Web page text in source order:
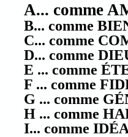
A... comme
B... comme
C... comme
D... comme
E ... comme
F ... comme
G ... comme
H ... comme
I... comme